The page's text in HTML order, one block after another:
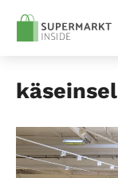
käseinsel